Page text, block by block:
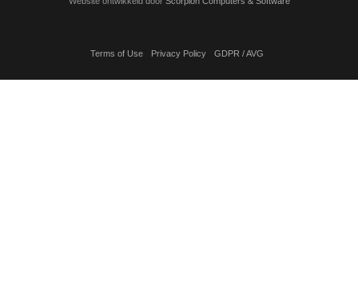
Terms of Use Privacy Policy GDPR / AVG